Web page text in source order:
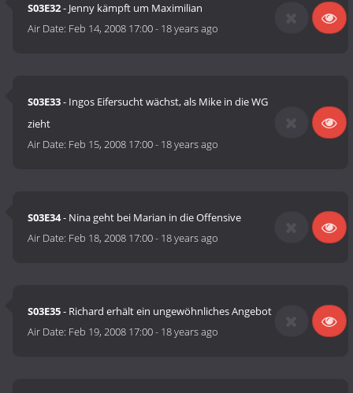
S03E32- Jenny kämpft um Maximilian
Air Date: Feb 14, 2008 17:00- 18 years ago
S03E33- Ingos Eifersucht wächst, als Mike in die WG
zieht
Air Date: Feb 15, 2008 17:00- 18 years ago
S03E34- Nina geht bei Marian in die Offensive
Air Date: Feb 18, 2008 17:00- 18 years ago
S03E35- Richard erhält ein ungewöhnliches Angebot
Air Date: Feb 19, 2008 17:00- 18 years ago